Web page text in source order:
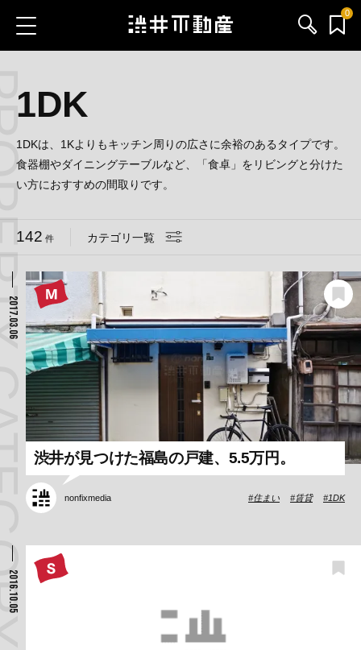
0
サービス内容
採用情報
1DK
1DKは、1Kよりもキッチン周りの広さに余裕のあるタイプです。
食器棚やダイニングテーブルなど、「食卓」をリビングと分けた
い方におすすめの間取りです。
142 件 カテゴリ一覧
2017.03.06
渋井が見つけた福島の戸建、5.5万円。
nonfixmedia 住まい 賃貸 1DK
2016.10.05